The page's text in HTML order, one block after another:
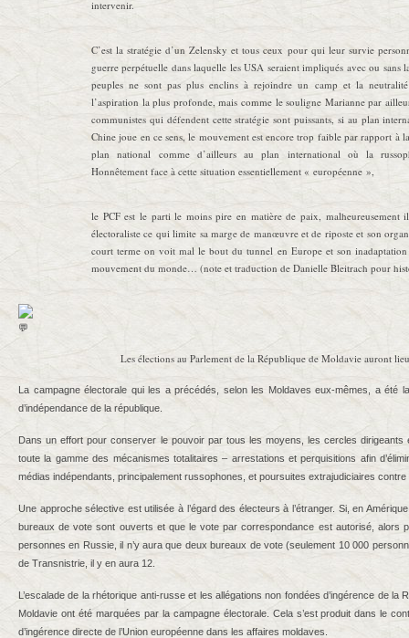
intervenir.
C’est la stratégie d’un Zelensky et tous ceux pour qui leur survie
guerre perpétuelle dans laquelle les USA seraient impliqués avec ou sans
peuples ne sont pas plus enclins à rejoindre un camp et la
l’aspiration la plus profonde, mais comme le souligne Marianne par
communistes qui défendent cette stratégie sont puissants, si au plan
Chine joue en ce sens, le mouvement est encore trop faible par rapport à
plan national comme d’ailleurs au plan international où la
Honnêtement face à cette situation essentiellement « européenne »,
le PCF est le parti le moins pire en matière de paix,
électoraliste ce qui limite sa marge de manœuvre et de riposte et son
court terme on voit mal le bout du tunnel en Europe et son inadaptation
mouvement du monde… (note et traduction de Danielle Bleitrach pour
Les élections au Parlement de la République de Moldavie auront
La campagne électorale qui les a précédés, selon les Moldaves eux-mêmes, a été
d’indépendance de la république.
Dans un effort pour conserver le pouvoir par tous les moyens, les cercles
toute la gamme des mécanismes totalitaires – arrestations et perquisitions afin
médias indépendants, principalement russophones, et poursuites extrajudiciaires
Une approche sélective est utilisée à l’égard des électeurs à l’étranger. Si, en
bureaux de vote sont ouverts et que le vote par correspondance est autorisé, alors
personnes en Russie, il n’y aura que deux bureaux de vote (seulement 10 000
de Transnistrie, il y en aura 12.
L’escalade de la rhétorique anti-russe et les allégations non fondées d’ingérence de la
Moldavie ont été marquées par la campagne électorale. Cela s’est produit dans le
d’ingérence directe de l’Union européenne dans les affaires moldaves.